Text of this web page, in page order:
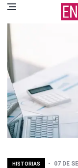
HISTORIAS 07 DE